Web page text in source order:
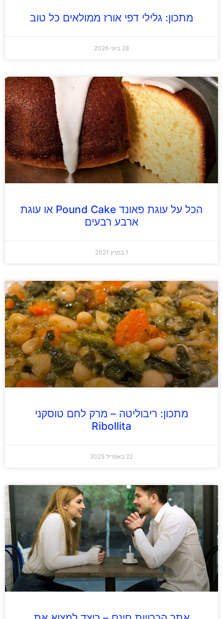
מתכון: גלילי דפי אורז ממולאים כל טוב
28 ביוני 2026
הכל על עוגת פאונד Pound Cake או עוגת
ארבע רבעים
1 במרץ 2021
מתכון: ריבוליטה – מרק לחם טוסקני
Ribollita
22 באפריל 2025